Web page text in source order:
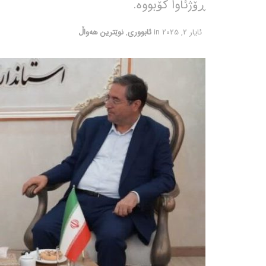
ڕۆژئاوا کۆبووە.
ئایار 2, 2025 in ئابووری,نوێترین هەواڵ